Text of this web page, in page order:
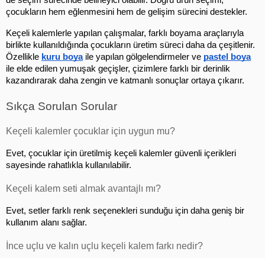
çocukların hem eğlenmesini hem de gelişim sürecini destekler.
Keçeli kalemlerle yapılan çalışmalar, farklı boyama araçlarıyla
birlikte kullanıldığında çocukların üretim süreci daha da çeşitlenir.
Özellikle kuru boya ile yapılan gölgelendirmeler ve pastel boya
ile elde edilen yumuşak geçişler, çizimlere farklı bir derinlik
kazandırarak daha zengin ve katmanlı sonuçlar ortaya çıkarır.
Sıkça Sorulan Sorular
Keçeli kalemler çocuklar için uygun mu?
Evet, çocuklar için üretilmiş keçeli kalemler güvenli içerikleri
sayesinde rahatlıkla kullanılabilir.
Keçeli kalem seti almak avantajlı mı?
Evet, setler farklı renk seçenekleri sunduğu için daha geniş bir
kullanım alanı sağlar.
İnce uçlu ve kalın uçlu keçeli kalem farkı nedir?